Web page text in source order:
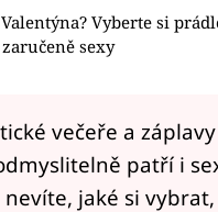
Vyberte si
sexy
večeře a
patří i
jaké si